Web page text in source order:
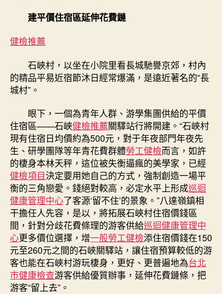
建平價住宿區延伸花費鏈
健檢推薦
石峽村，以坐在小院里看長城馳譽京郊，村內
的精品平易近宿節沐日經常爆滿，是遠近著名的“長
城村”。
眼下，一個為青年人群、游學集團供給的平價
住宿區——石峽健檢推薦關驛站行將開建。“石峽村
現有住宿日均價約為500元，對于年夜部門年夜先
生、研學團隊等年青花費群體勞工健檢而言，如許
的棲身本林天秤，這位被失衡逼瘋的美學家，已經
健檢項目決定要用她自己的方式，強制創造一場平
衡的三角戀愛。錢絕對較高，必定水平上形成巡迴
健康管理中心了客源‘留不住’的景象。”八達嶺鎮相
干擔任人先容，是以，將拓展石峽村住宿價錢區
間，針對分歧花費條理的游客供給巡迴健康管理中
心更多價位選擇，增一般勞工健檢添住宿價錢在150
元至260元之間的石峽關驛站，讓住宿預算較低的游
客也能在石峽村游玩棲身，更好、更普遍地為台北
巿健康檢查游客供給優質辦事，延伸花費鏈條，把
游客“留上去”。